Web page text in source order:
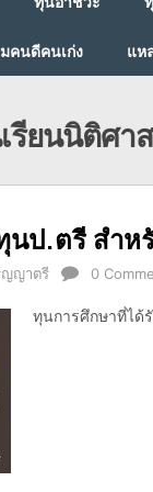
คนดีคนเก่ง แห
รียนนิติศา
ป.ตรี สำห
ญาตรี 0
ทุนการศึกษาที่ไ